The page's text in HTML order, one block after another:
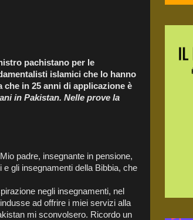
pachistano per le
islamici che lo hanno
in 25 anni di applicazione è
in Pakistan. Nelle prove la
padre, insegnante in pensione,
gli insegnamenti della Bibbia, che
negli insegnamenti, nel
ad offrire i miei servizi alla
mi sconvolsero. Ricordo un